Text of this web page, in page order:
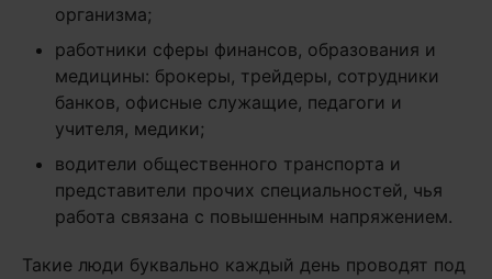
организма;
работники сферы финансов, образования и
медицины: брокеры, трейдеры, сотрудники
банков, офисные служащие, педагоги и
учителя, медики;
водители общественного транспорта и
представители прочих специальностей, чья
работа связана с повышенным напряжением.
Такие люди буквально каждый день проводят под